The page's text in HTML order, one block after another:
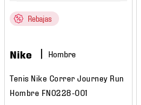
Rebajas
Nike Hombre
Tenis Nike Correr Journey Run
Hombre FN0228-001